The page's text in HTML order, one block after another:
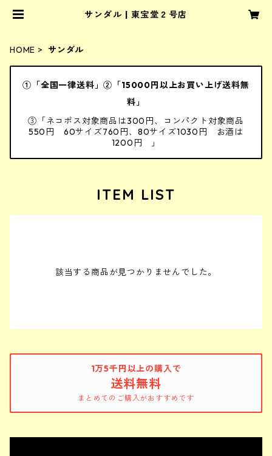
サンダル | 東宝堂２号店
HOME サンダル
①「全国一律送料」②「15000円以上お買い上げ送料無
料」
③「ネコポス対象商品は300円、コンパクト対象商品
550円 60サイズ760円、80サイズ1030円 お酒は
1200円 」
ITEM LIST
該当する商品が見つかりませんでした。
1万5千円以上の購入で
送料無料
まとめてのご購入がおすすめです